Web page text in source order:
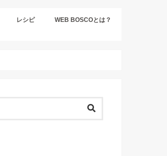
レシピ WEB BOSCOとは？